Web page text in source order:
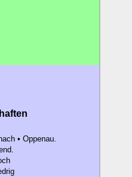
• Oppenau.